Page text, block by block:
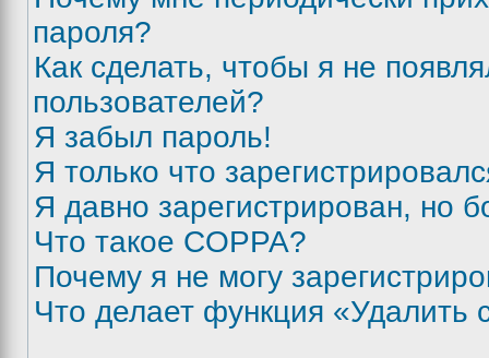
пароля?
Как сделать, чтобы я не
пользователей?
Я забыл пароль!
Я только что
Я давно зарегистрирован, но
Что такое COPPA?
Почему я не могу
Что делает функция «Удалить